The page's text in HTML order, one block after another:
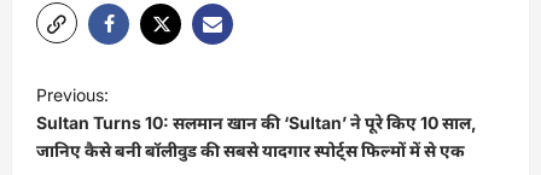
o
s
Previous:
Sultan Turns 10: सलमान खान की ‘Sultan’ ने पूरे किए 10 साल,
जानिए कैसे बनी बॉलीवुड की सबसे यादगार स्पोर्ट्स फिल्मों में से एक